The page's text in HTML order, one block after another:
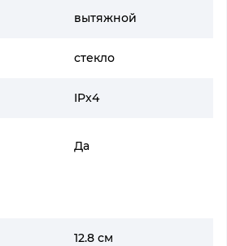
вытяжной
стекло
IPx4
Да
12.8 см